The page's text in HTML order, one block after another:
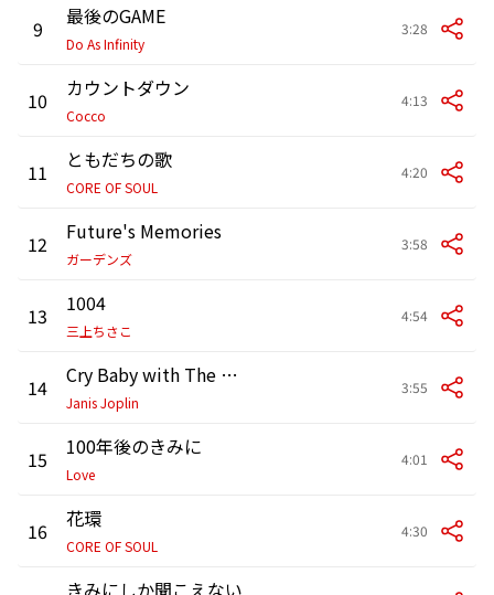
9 最後のGAME
Do As Infinity
3:28
10 カウントダウン
Cocco
4:13
11 ともだちの歌
CORE OF SOUL
4:20
12 Future's Memories
ガーデンズ
3:58
13 1004
三上ちさこ
4:54
14 Cry Baby with The Full Tilt Boogie Band
Janis Joplin
3:55
15 100年後のきみに
Love
4:01
16 花環
CORE OF SOUL
4:30
きみにしか聞こえない